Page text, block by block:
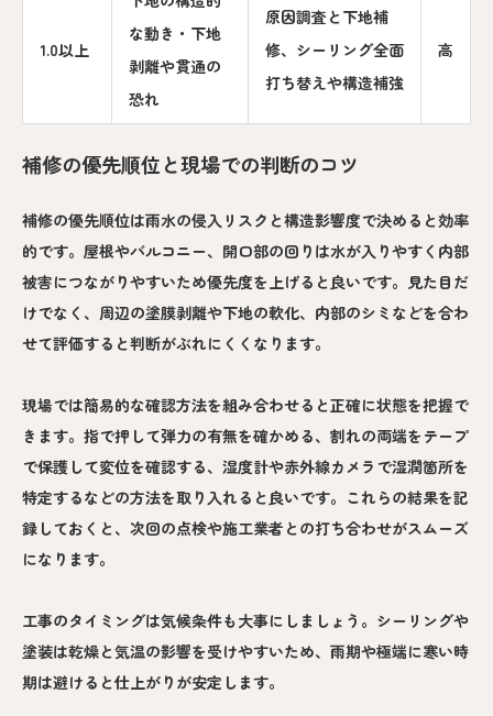
1.0以上
な動き・下地
剥離や貫通の
恐れ
原因調査と下地補
修、シーリング全面
打ち替えや構造補強
高
補修の優先順位と現場での判断のコツ
補修の優先順位は雨水の侵入リスクと構造影響度で決めると効率
的です。屋根やバルコニー、開口部の回りは水が入りやすく内部
被害につながりやすいため優先度を上げると良いです。見た目だ
けでなく、周辺の塗膜剥離や下地の軟化、内部のシミなどを合わ
せて評価すると判断がぶれにくくなります。
現場では簡易的な確認方法を組み合わせると正確に状態を把握で
きます。指で押して弾力の有無を確かめる、割れの両端をテープ
で保護して変位を確認する、湿度計や赤外線カメラで湿潤箇所を
特定するなどの方法を取り入れると良いです。これらの結果を記
録しておくと、次回の点検や施工業者との打ち合わせがスムーズ
になります。
工事のタイミングは気候条件も大事にしましょう。シーリングや
塗装は乾燥と気温の影響を受けやすいため、雨期や極端に寒い時
期は避けると仕上がりが安定します。